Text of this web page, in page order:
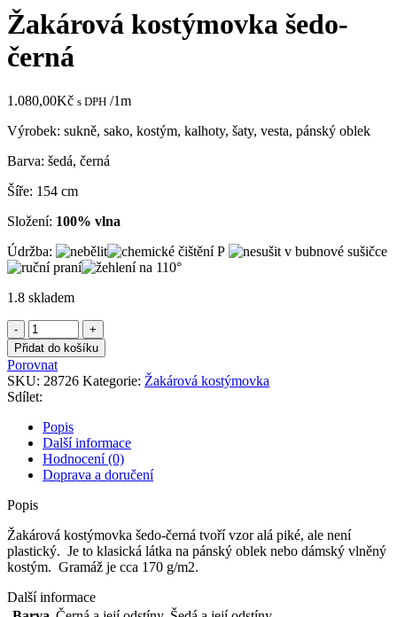
Žakárová kostýmovka šedo-
černá
1.080,00Kč s DPH /1m
Výrobek: sukně, sako, kostým, kalhoty, šaty, vesta, pánský oblek
Barva: šedá, černá
Šíře: 154 cm
Složení: 100% vlna
Údržba:
1.8 skladem
Žakárová
kostýmovka
šedo-
černá
množství
Přidat do košíku
Porovnat
SKU: 28726 Kategorie: Žakárová kostýmovka
Sdílet:
Popis
Další informace
Hodnocení (0)
Doprava a doručení
Popis
Žakárová kostýmovka šedo-černá tvoří vzor alá piké, ale není
plastický. Je to klasická látka na pánský oblek nebo dámský vlněný
kostým. Gramáž je cca 170 g/m2.
Další informace